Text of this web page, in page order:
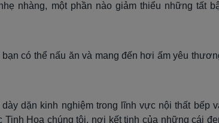
nhàng, một phần nào giảm thiểu những tất
bạn có thể nấu ăn và mang đến hơi ấm yêu
dặn kinh nghiệm trong lĩnh vực nội thất bếp
Hoa chúng tôi, nơi kết tinh của những cái